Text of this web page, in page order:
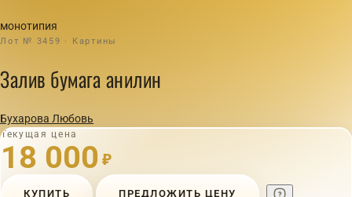
монотипия
Лот № 3459 · Картины
Залив бумага анилин
Бухарова Любовь
Текущая цена
18 000 ₽
КУПИТЬ ПРЕДЛОЖИТЬ ЦЕНУ